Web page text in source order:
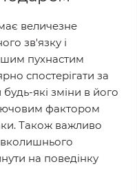
величезне
зв'язку і
пухнастим
спостерігати за
які зміни в його
фактором
Також важливо
на поведінку